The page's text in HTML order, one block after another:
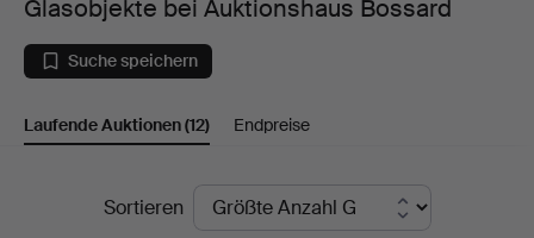
bei
Auktionshaus
Bossard
Glasobjekte bei Auktionshaus Bossard
Suche speichern
Laufende Auktionen(12) Endpreise
LaufendeSortieren